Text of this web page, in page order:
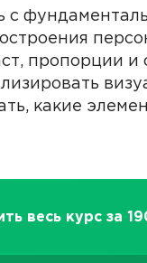
с
пропорции и
какие
весь курс за